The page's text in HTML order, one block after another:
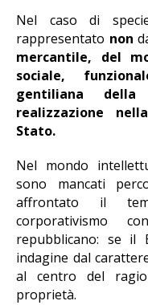
Nel caso di
rappresentato non
mercantile, del
sociale,
gentiliana
realizzazione
Stato.
Nel mondo
sono mancati
affrontato il
corporativismo
repubblicano: se il
indagine dal
al centro del
proprietà.